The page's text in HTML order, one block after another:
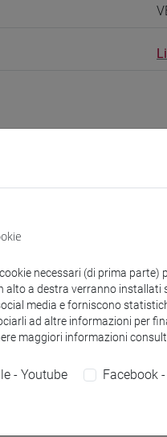
- 30h Lezione
necessari (di prima
alto a destra verranno
media e forniscono
ad altre informazioni per
maggiori informazioni
- Youtube Facebook